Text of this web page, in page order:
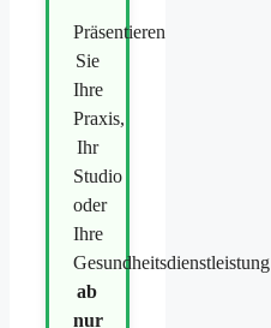
Präsentieren
Sie
Ihre
Praxis,
Ihr
Studio
oder
Ihre
Gesundheitsdienstleistung
ab
nur